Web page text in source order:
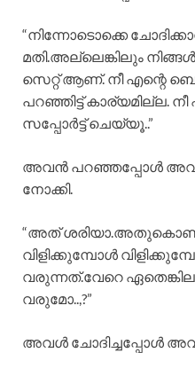
“നിന്നോടൊക്കെ
മതി.അല്ലെങ്കിലും
സെറ്റ് ആണ്. നീ എന്റെ
പറഞ്ഞിട്ട് കാര്യമില്ല.
സപ്പോർട്ട് ചെയ്യൂ..”
അവൻ പറഞ്ഞപ്പോൾ
നോക്കി.
“അത്
വിളിക്കുമ്പോൾ
വരുന്നത്.വേറെ
വരുമോ..,?”
അവൾ ചോദിച്ചപ്പോൾ